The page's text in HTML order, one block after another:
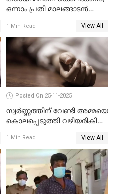
ഒന്നാം പ്രതി മാലങ്ങാടന്‍
1 Min Read View All
Posted On 25-11-2025
സ്വർണ്ണത്തിന് വേണ്ടി അമ്മയെ
കൊലപ്പെടുത്തി വഴിയരികിൽ
പിടിയിൽ
1 Min Read View All